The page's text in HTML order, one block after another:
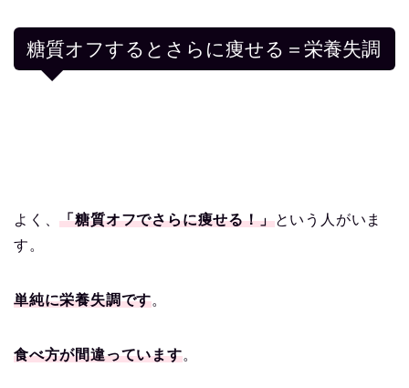
糖質オフするとさらに痩せる＝栄養失調
よく、「糖質オフでさらに痩せる！」という人がいま
す。
単純に栄養失調です。
食べ方が間違っています。